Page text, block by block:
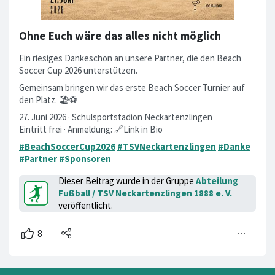
Ohne Euch wäre das alles nicht möglich
Ein riesiges Dankeschön an unsere Partner, die den Beach
Soccer Cup 2026 unterstützen.
Gemeinsam bringen wir das erste Beach Soccer Turnier auf
den Platz. 🏖️⚽
27. Juni 2026 · Schulsportstadion Neckartenzlingen
Eintritt frei · Anmeldung: 🔗Link in Bio
#BeachSoccerCup2026 #TSVNeckartenzlingen #Danke
#Partner #Sponsoren
Dieser Beitrag wurde in der Gruppe Abteilung
Fußball / TSV Neckartenzlingen 1888 e. V.
veröffentlicht.